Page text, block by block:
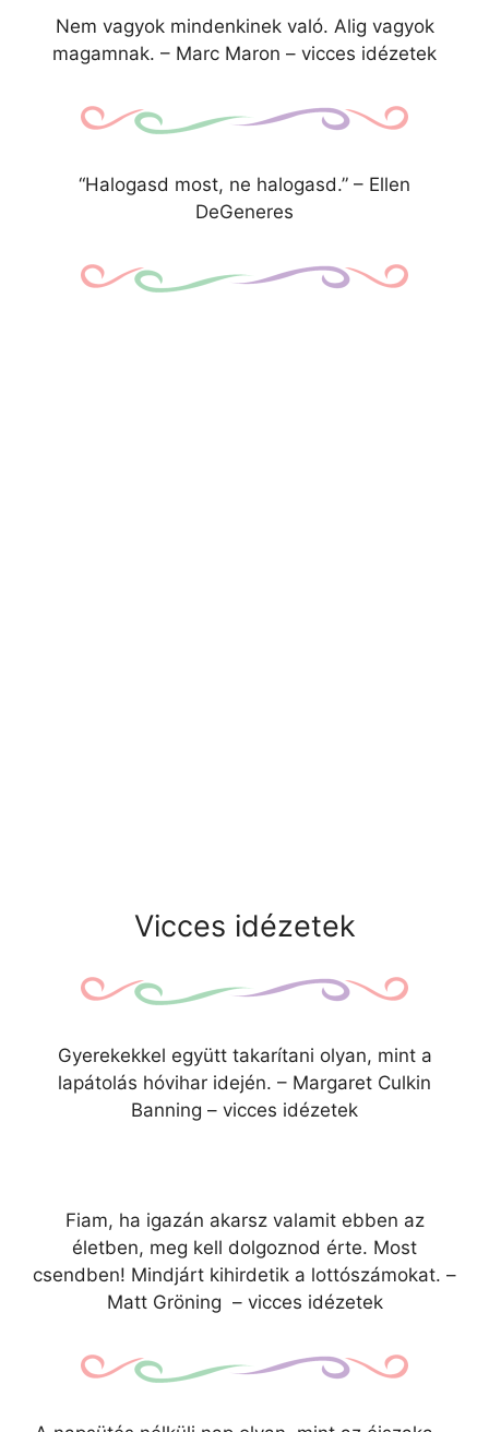
Nem vagyok mindenkinek való. Alig vagyok
magamnak. – Marc Maron – vicces idézetek
“Halogasd most, ne halogasd.” – Ellen
DeGeneres
Vicces idézetek
Gyerekekkel együtt takarítani olyan, mint a
lapátolás hóvihar idején. – Margaret Culkin
Banning – vicces idézetek
Fiam, ha igazán akarsz valamit ebben az
életben, meg kell dolgoznod érte. Most
csendben! Mindjárt kihirdetik a lottószámokat. –
Matt Gröning – vicces idézetek